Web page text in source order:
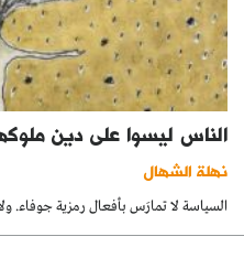
الناس ليسوا على دين
نهلة الشهال
السياسة لا تمارَس بأفعال رمزية جوفاء.